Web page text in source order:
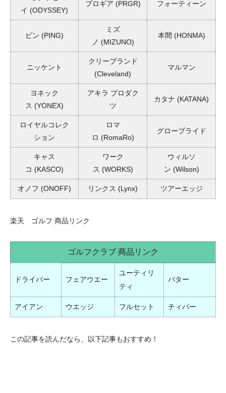
イ (ODYSSEY)
プロギア (PRGR) フォーティーン
ピン (PING)
ミズ
ノ (MIZUNO)
本間 (HONMA)
ニッケント
クリーブランド
(Cleveland)
マルマン
ヨネック
ス (YONEX)
アキラ プロダク
ツ
カタナ (KATANA)
ロイヤルコレク
ション
ロマ
ロ (RomaRo)
グローブライド
キャス
コ (KASCO)
ワーク
ス (WORKS)
ウィルソ
ン (Wilson)
オノフ (ONOFF) リンクス (Lynx) ツアーエッジ
楽天 ゴルフ 商品リンク
ゴルフクラブ 商品リンク
ドライバー フェアウエー
ユーティリ
ティ
パター
アイアン ウエッジ フルセット チィパー
この記事を読んだなら、以下記事もおすすめ！